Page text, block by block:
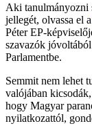
Aki tanulmányozni
jellegét, olvassa el a
Péter EP-
szavazók
Parlamentbe.
Semmit nem lehet
valójában
hogy Magyar
nyilatkozattól,